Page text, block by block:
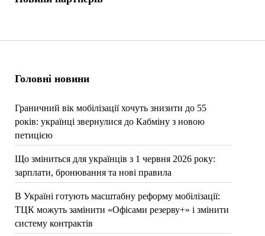
Головні новини
Граничний вік мобілізації хочуть знизити до 55
років: українці звернулися до Кабміну з новою
петицією
Що зміниться для українців з 1 червня 2026 року:
зарплати, бронювання та нові правила
В Україні готують масштабну реформу мобілізації:
ТЦК можуть замінити «Офісами резерву+» і змінити
систему контрактів